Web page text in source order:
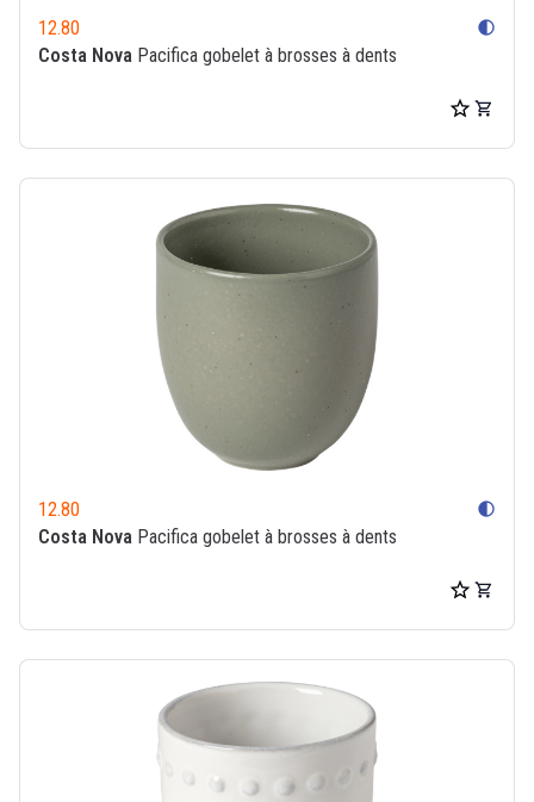
12.80 contrast
Costa Nova Pacifica gobelet à brosses à dents
12.80 contrast
Costa Nova Pacifica gobelet à brosses à dents